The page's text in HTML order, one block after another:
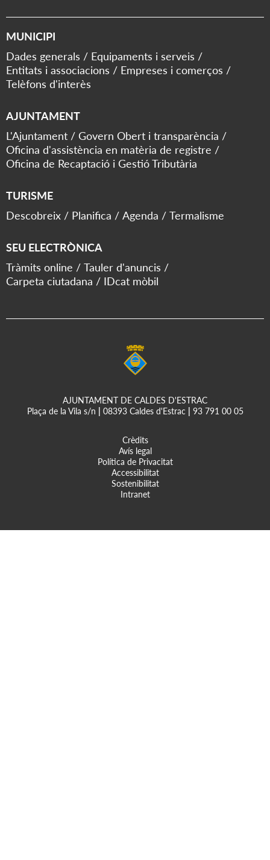
MUNICIPI
Dades generals
Equipaments i serveis
Entitats i associacions
Empreses i comerços
Telèfons d'interès
AJUNTAMENT
L'Ajuntament
Govern Obert i transparència
Oficina d'assistència en matèria de registre
Oficina de Recaptació i Gestió Tributària
TURISME
Descobreix
Planifica Agenda Termalisme
SEU ELECTRÒNICA
Tràmits online
Tauler d'anuncis
Carpeta ciutadana
IDcat mòbil
AJUNTAMENT DE CALDES D'ESTRAC
Plaça de la Vila s/n
08393 Caldes d'Estrac 93 791 00 05
Crèdits
Avís legal
Política de Privacitat
Accessibilitat
Sostenibilitat
Intranet